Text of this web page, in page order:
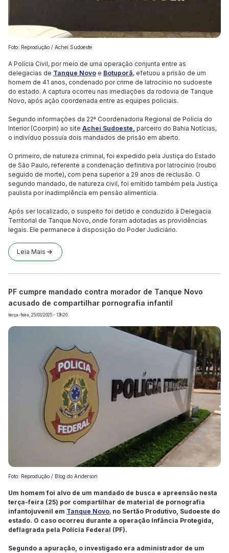
Foto: Reprodução / Achei Sudoeste
A Polícia Civil, por meio de uma operação conjunta entre as
delegacias de Tanque Novo e Botuporã, efetuou a prisão de um
homem de 41 anos, condenado por crime de latrocínio no sudoeste
do estado. A captura ocorreu nas imediações da rodovia de Tanque
Novo, após ação coordenada entre as equipes policiais.
Segundo informações da 22ª Coordenadoria Regional de Polícia do
Interior (Coorpin) ao site Achei Sudoeste, parceiro do Bahia Notícias,
o indivíduo possuía dois mandados de prisão em aberto.
O primeiro, de natureza criminal, foi expedido pela Justiça do Estado
de São Paulo, referente a condenação definitiva por latrocínio (roubo
seguido de morte), com pena superior a 29 anos de reclusão. O
segundo mandado, de natureza civil, foi emitido também pela Justiça
paulista por inadimplência em pensão alimentícia.
Após ser localizado, o suspeito foi detido e conduzido à Delegacia
Territorial de Tanque Novo, onde foram adotadas as providências
legais. Ele permanece à disposição do Poder Judiciário.
Leia Mais
PF cumpre mandado contra morador de Tanque Novo
acusado de compartilhar pornografia infantil
terça-feira, 25/03/2025 - 13h20
Foto: Reprodução / Blog do Anderson
Um homem foi alvo de um mandado de busca e apreensão nesta
terça-feira (25) por compartilhar de material de pornografia
infantojuvenil em Tanque Novo, no Sertão Produtivo, Sudoeste do
estado. O caso ocorreu durante a operação Infância Protegida,
deflagrada pela Polícia Federal (PF).
Segundo a apuração, o investigado era administrador de um